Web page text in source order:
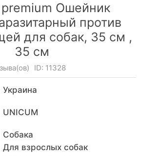
Ошейник
против
для собак, 35 см ,
35 см
ID: 11328
Украина
UNICUM
Собака
Для взрослых собак